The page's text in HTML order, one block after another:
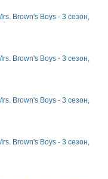
Brown's Boys - 3 сезон,
Brown's Boys - 3 сезон,
Brown's Boys - 3 сезон,
Brown's Boys - 3 сезон,